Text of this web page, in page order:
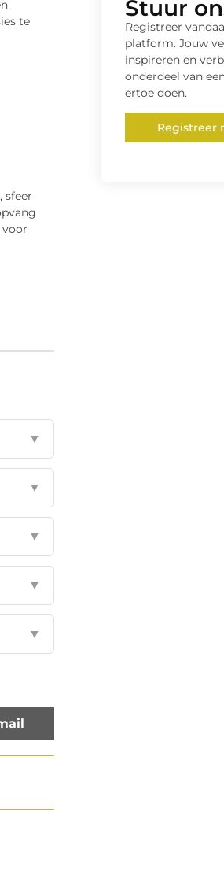
te
sfeer
▼
▼
▼
▼
▼
Stuur
Registreer
platform. Jouw
inspireren en
onderdeel van
ertoe doen.
Registreer